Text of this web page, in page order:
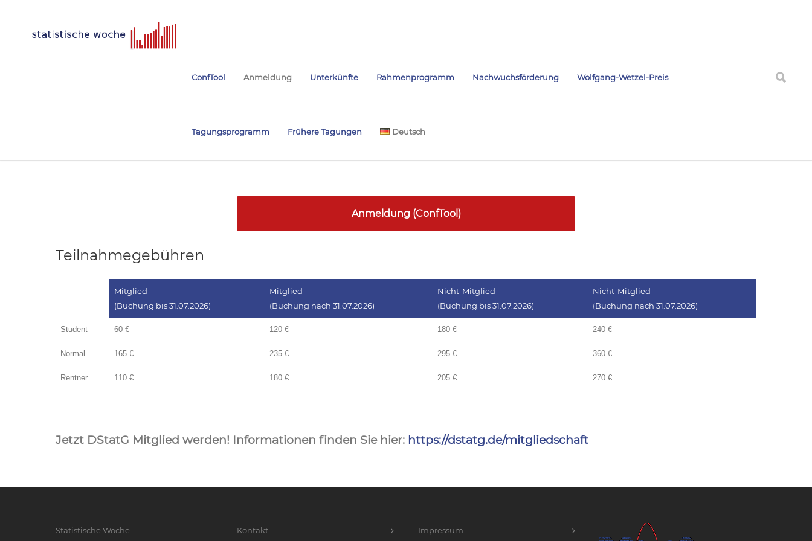
ConfTool Anmeldung Unterkünfte Rahmenprogramm Nachwuchsförderung Wolfgang-Wetzel-Preis
Tagungsprogramm Frühere Tagungen Deutsch
Anmeldung (ConfTool)
Teilnahmegebühren
Mitglied
(Buchung bis 31.07.2026)
Mitglied
(Buchung nach 31.07.2026)
Nicht-Mitglied
(Buchung bis 31.07.2026)
Nicht-Mitglied
(Buchung nach 31.07.2026)
Student 60 € 120 € 180 € 240 €
Normal 165 € 235 € 295 € 360 €
Rentner 110 € 180 € 205 € 270 €
Jetzt DStatG Mitglied werden! Informationen finden Sie hier: https://dstatg.de/mitgliedschaft
Statistische Woche
Kontakt Impressum